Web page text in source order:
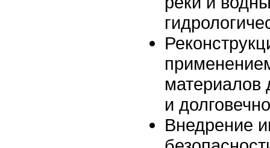
материалов
и
Внедрение